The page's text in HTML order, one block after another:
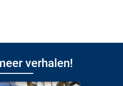
verhalen!